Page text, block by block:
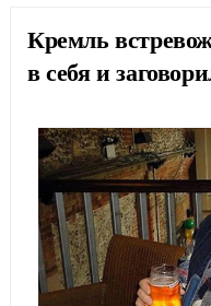
Кремль
в себя и